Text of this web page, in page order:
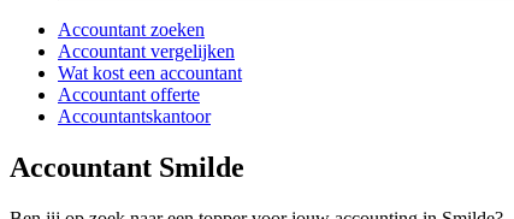
Accountant zoeken
Accountant vergelijken
Wat kost een accountant
Accountant offerte
Accountantskantoor
Accountant Smilde